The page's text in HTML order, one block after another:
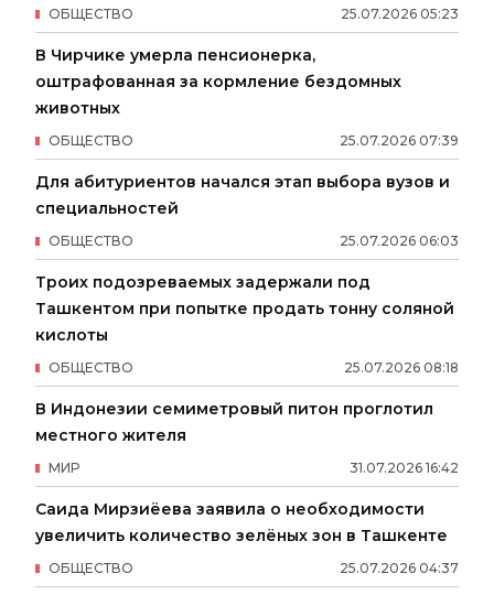
25.07.2026 05:23
ОБЩЕСТВО
В Чирчике умерла пенсионерка,
оштрафованная за кормление бездомных
животных
25.07.2026 07:39
ОБЩЕСТВО
Для абитуриентов начался этап выбора вузов и
специальностей
25.07.2026 06:03
ОБЩЕСТВО
Троих подозреваемых задержали под
Ташкентом при попытке продать тонну соляной
кислоты
25.07.2026 08:18
ОБЩЕСТВО
В Индонезии семиметровый питон проглотил
местного жителя
31.07.2026 16:42
МИР
Саида Мирзиёева заявила о необходимости
увеличить количество зелёных зон в Ташкенте
25.07.2026 04:37
ОБЩЕСТВО